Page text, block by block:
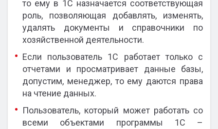
то ему в 1С назначается соответствующая
роль, позволяющая добавлять, изменять,
удалять документы и справочники по
хозяйственной деятельности.
Если пользователь 1С работает только с
отчетами и просматривает данные базы,
допустим, менеджер, то ему даются права
на чтение данных.
Пользователь, который может работать со
всеми объектами программы 1С –